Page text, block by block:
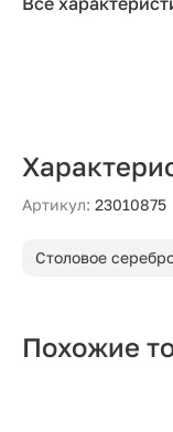
Артикул: 23010875
Столовое
Похожие